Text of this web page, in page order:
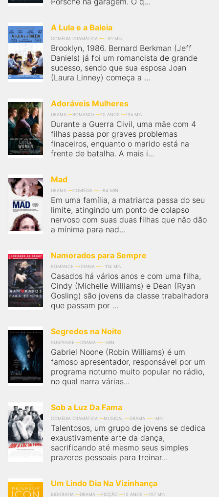
A Lula e a Baleia
COMÉDIA DRAMÁTICA 81 MIN
Brooklyn, 1986. Bernard Berkman (Jeff
Daniels) já foi um romancista de grande
sucesso, sendo que sua esposa Joan
(Laura Linney) começa a ...
Adoráveis Mulheres
DRAMA ROMANCE 10 ANOS 135 MIN
Durante a Guerra Civil, uma mãe com 4
filhas passa por graves problemas
finaceiros, enquanto o marido está na
frente de batalha. A mais i...
Mad
DRAMA COMÉDIA 84 MIN
Em uma família, a matriarca passa do seu
limite, atingindo um ponto de colapso
nervoso com suas duas filhas que não dão
a mínima para nad...
Namorados para Sempre
ROMANCE DRAMA 114 MIN
Casados há vários anos e com uma filha,
Cindy (Michelle Williams) e Dean (Ryan
Gosling) são jovens da classe trabalhadora
que passam por ...
Segredos na Noite
SUSPENSE DRAMA MIN
Gabriel Noone (Robin Williams) é um
famoso apresentador, responsável por um
programa noturno muito popular no rádio,
no qual narra várias...
Sob a Luz Da Fama
COMÉDIA DRAMÁTICA MUSICAL DRAMA MIN
Talentosos, um grupo de jovens se dedica
exaustivamente arte da dança,
sacrificando até mesmo seus simples
prazeres pessoais para treinar...
Um Lindo Dia Na Vizinhança
BIOGRAFIA DRAMA FICÇÃO 12 ANOS 107 MIN